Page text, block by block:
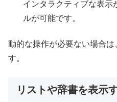
インタラクティブな表示
ルが可能です。
動的な操作が必要ない場合は
す。
リストや辞書を表示